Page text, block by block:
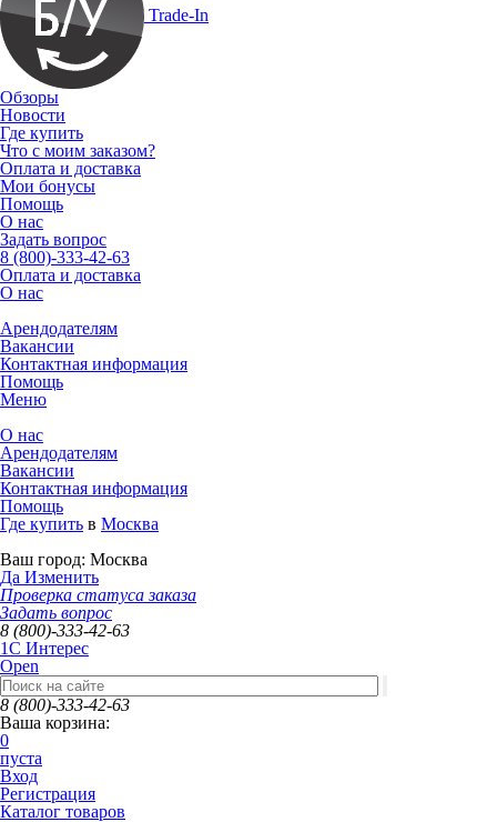
Trade-In
Обзоры
Новости
Где купить
Что с моим заказом?
Оплата и доставка
Мои бонусы
Помощь
О нас
Задать вопрос
8 (800)-333-42-63
Оплата и доставка
О нас
Арендодателям
Вакансии
Контактная информация
Помощь
Меню
О нас
Арендодателям
Вакансии
Контактная информация
Помощь
Где купить в Москва
Ваш город: Москва
Да Изменить
Проверка статуса заказа
Задать вопрос
8 (800)-333-42-63
1C Интерес
Open
8 (800)-333-42-63
Ваша корзина:
0
пуста
Вход
Регистрация
Каталог товаров